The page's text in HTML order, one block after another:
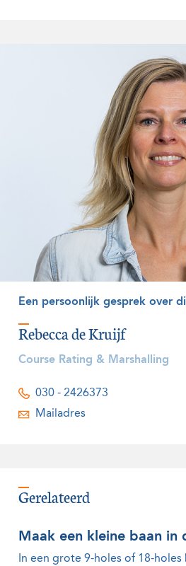
Een persoonlijk gesprek over
Rebecca de Kruijf
Course Rating & Marshalling
030 - 2426373
Mailadres
Gerelateerd
Maak een kleine baan in
In een grote 9-holes of 18-holes